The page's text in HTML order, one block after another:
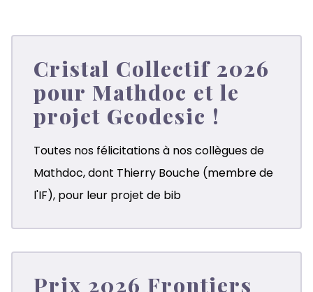
Cristal Collectif 2026
pour Mathdoc et le
projet Geodesic !
Toutes nos félicitations à nos collègues de
Mathdoc, dont Thierry Bouche (membre de
l'IF), pour leur projet de bib
Prix 2026 Frontiers